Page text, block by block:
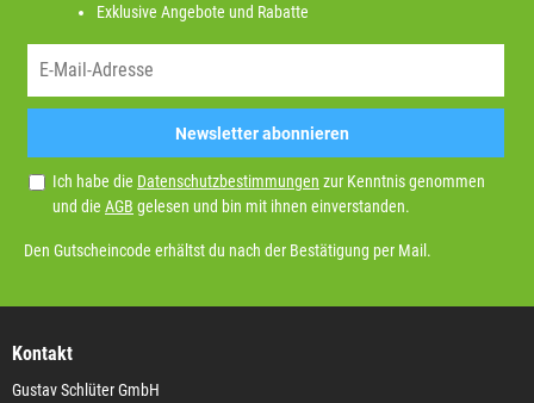
Exklusive Angebote und Rabatte
Newsletter abonnieren
Ich habe die Datenschutzbestimmungen zur Kenntnis genommen
und die AGB gelesen und bin mit ihnen einverstanden.
Den Gutscheincode erhältst du nach der Bestätigung per Mail.
Kontakt
Gustav Schlüter GmbH